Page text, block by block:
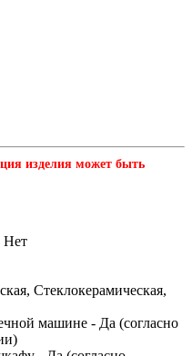
изделия может быть
Нет
Стеклокерамическая,
машине - Да (согласно